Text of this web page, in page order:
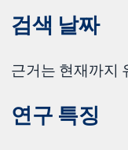
검색 날짜
근거는 현재까지
연구 특징